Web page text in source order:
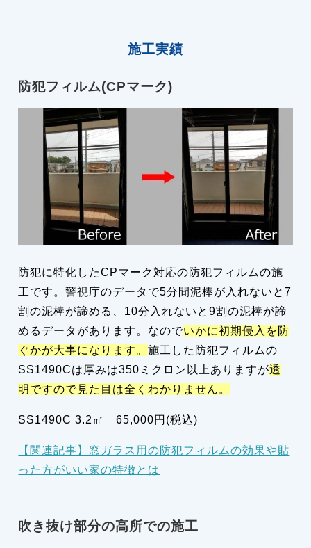
施工実績
防犯フィルム(CPマーク)
防犯に特化したCPマーク対応の防犯フィルムの施
工です。警視庁のデータで5分間泥棒が入れないと7
割の泥棒が諦める、10分入れないと9割の泥棒が諦
めるデータがあります。なのでいかに初期侵入を防
ぐかが大事になります。施工した防犯フィルムの
SS1490Cは厚みは350ミクロン以上ありますが透
明ですので見た目は全くわかりません。
SS1490C 3.2㎡ 65,000円(税込)
【関連記事】窓ガラス用の防犯フィルムの効果や貼
った方がいい家の特徴とは
吹き抜け部分の高所での施工